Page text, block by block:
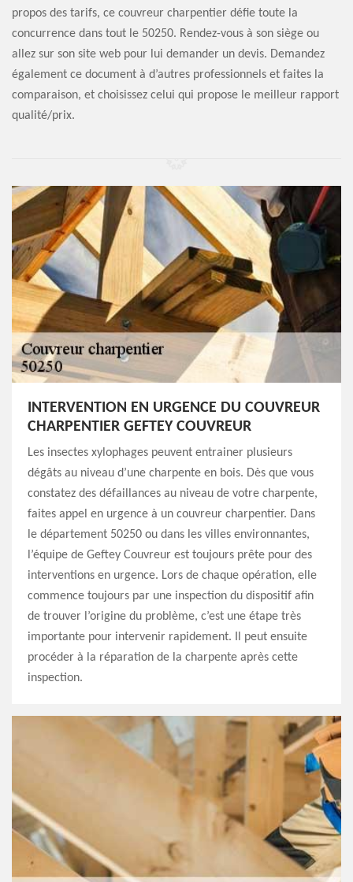
propos des tarifs, ce couvreur charpentier défie toute la
concurrence dans tout le 50250. Rendez-vous à son siège ou
allez sur son site web pour lui demander un devis. Demandez
également ce document à d’autres professionnels et faites la
comparaison, et choisissez celui qui propose le meilleur rapport
qualité/prix.
INTERVENTION EN URGENCE DU COUVREUR
CHARPENTIER GEFTEY COUVREUR
Les insectes xylophages peuvent entrainer plusieurs
dégâts au niveau d’une charpente en bois. Dès que vous
constatez des défaillances au niveau de votre charpente,
faites appel en urgence à un couvreur charpentier. Dans
le département 50250 ou dans les villes environnantes,
l’équipe de Geftey Couvreur est toujours prête pour des
interventions en urgence. Lors de chaque opération, elle
commence toujours par une inspection du dispositif afin
de trouver l’origine du problème, c’est une étape très
importante pour intervenir rapidement. Il peut ensuite
procéder à la réparation de la charpente après cette
inspection.